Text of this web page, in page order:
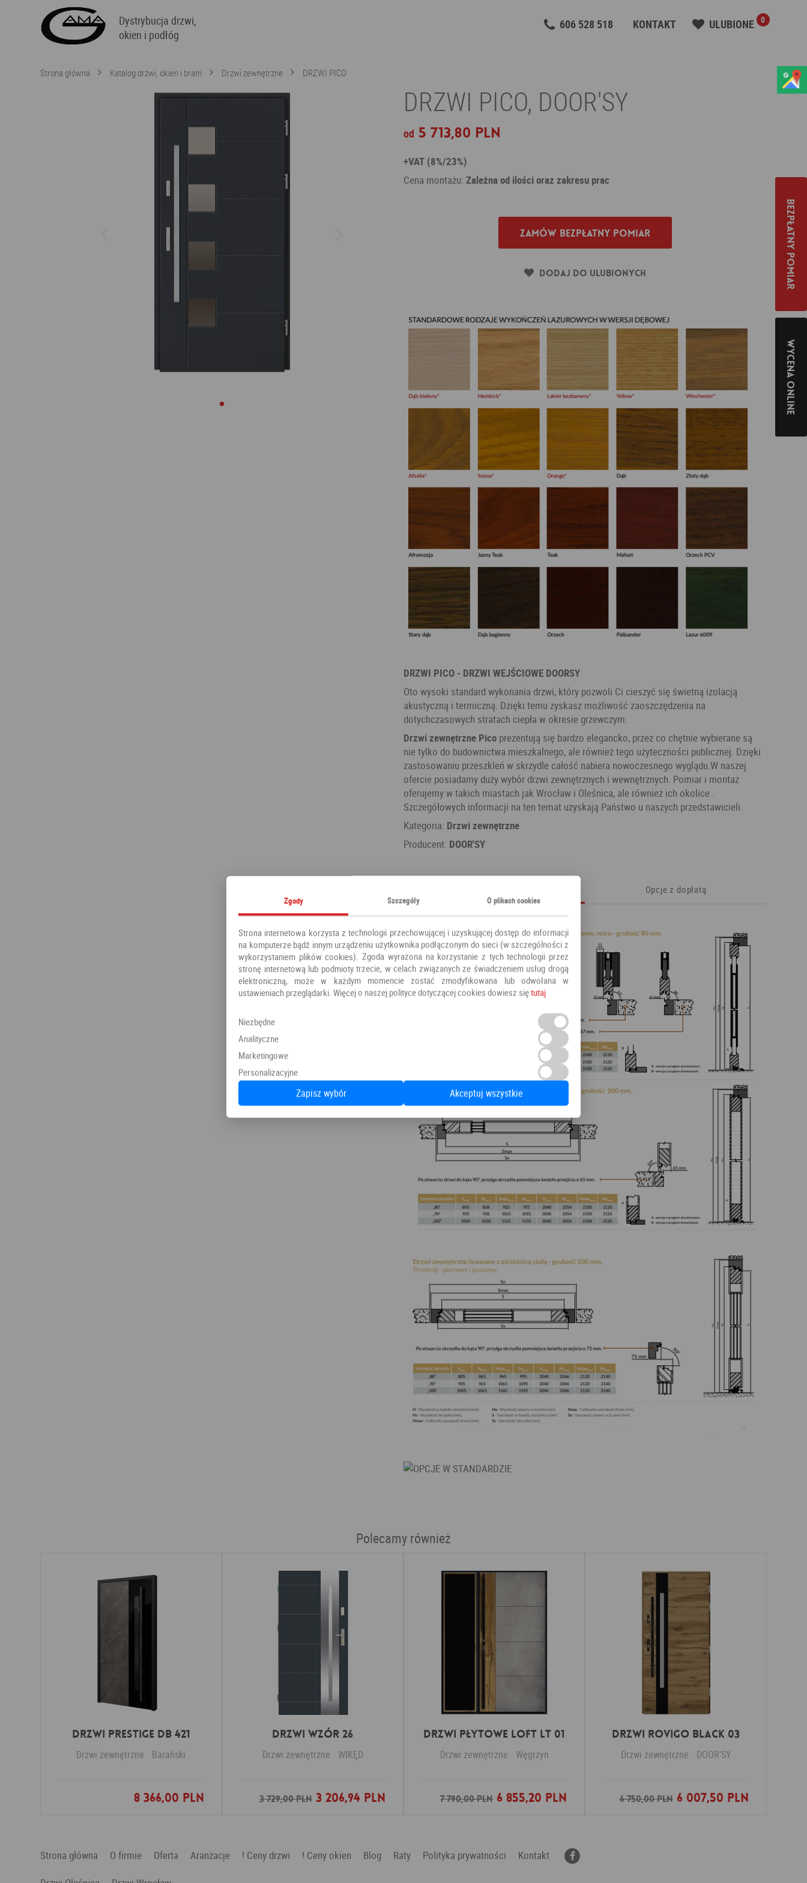
Dystrybucja drzwi,
okien i podłóg
606 528 518 KONTAKT ULUBIONE 0
Strona główna Katalog drzwi, okien i bram Drzwi zewnętrzne DRZWI PICO
DRZWI PICO, DOOR'SY
od 5 713,80 PLN
+VAT (8%/23%)
Cena montażu: Zależna od ilości oraz zakresu prac
Zamów bezpłatny pomiar
Dodaj do ulubionych
DRZWI PICO - DRZWI WEJŚCIOWE DOORSY
Oto wysoki standard wykonania drzwi, który pozwoli Ci cieszyć się świetną izolacją
akustyczną i termiczną. Dzięki temu zyskasz możliwość zaoszczędzenia na
dotychczasowych stratach ciepła w okresie grzewczym.
Drzwi zewnętrzne Pico prezentują się bardzo elegancko, przez co chętnie wybierane są
nie tylko do budownictwa mieszkalnego, ale również tego użyteczności publicznej. Dzięki
zastosowaniu przeszkleń w skrzydle całość nabiera nowoczesnego wyglądu.W naszej
ofercie posiadamy duży wybór drzwi zewnętrznych i wewnętrznych. Pomiar i montaż
oferujemy w takich miastach jak Wrocław i Oleśnica, ale również ich okolice .
Szczegółowych informacji na ten temat uzyskają Państwo u naszych przedstawicieli.
Kategoria: Drzwi zewnętrzne
Producent: DOOR'SY
Opcje z dopłatą
Polecamy również
Drzwi PRESTIGE DB 421
Drzwi zewnętrzne Barański
8 366,00 PLN
Dodaj do ulubionych
Drzwi Wzór 26
Drzwi zewnętrzne WIKĘD
3 729,00 PLN3 206,94 PLN
Dodaj do ulubionych
DRZWI PŁYTOWE LOFT LT 01
Drzwi zewnętrzne Węgrzyn
7 790,00 PLN6 855,20 PLN
Dodaj do ulubionych
DRZWI ROVIGO BLACK 03
Drzwi zewnętrzne DOOR'SY
6 750,00 PLN6 007,50 PLN
Dodaj do ulubionych
Strona główna O firmie Oferta Aranżacje ! Ceny drzwi ! Ceny okien Blog Raty Polityka prywatności
Kontakt
Bezpłatny pomiar
Wycena online
Zgody Szczegóły O plikach cookies
Strona internetowa korzysta z technologii przechowującej i uzyskującej dostęp do informacji
na komputerze bądź innym urządzeniu użytkownika podłączonym do sieci (w szczególności z
wykorzystaniem plików cookies). Zgoda wyrażona na korzystanie z tych technologii przez
stronę internetową lub podmioty trzecie, w celach związanych ze świadczeniem usług drogą
elektroniczną, może w każdym momencie zostać zmodyfikowana lub odwołana w
ustawieniach przeglądarki. Więcej o naszej polityce dotyczącej cookies dowiesz siętutaj
Niezbędne
Analityczne
Marketingowe
Personalizacyjne
Zapisz wybór Akceptuj wszystkie